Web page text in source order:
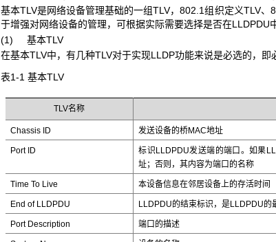
基本TLV是网络设备管理基础的一组TLV，802.1组织定义TLV
于增强对网络设备的管理，可根据实际需要选择是否在LLDPDU
(1) 基本TLV
在基本TLV中，有几种TLV对于实现LLDP功能来说是必选的，即
表1-1 基本TLV
TLV名称
Chassis ID 发送设备的桥MAC地址
Port ID
标识LLDPDU发送端的端口。如果
址；否则，其内容为端口的名称
Time To Live 本设备信息在邻居设备上的存活时间
End of LLDPDU LLDPDU的结束标识，是LLDPDU的
Port Description 端口的描述